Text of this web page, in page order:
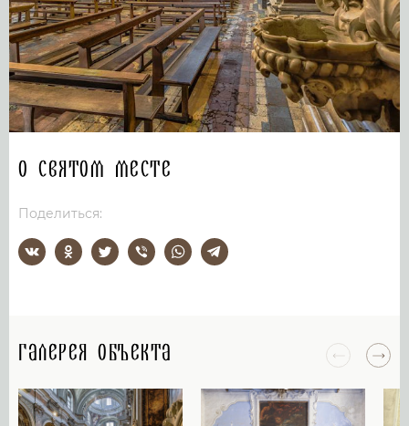
О святом месте
Поделиться:
Галерея объекта